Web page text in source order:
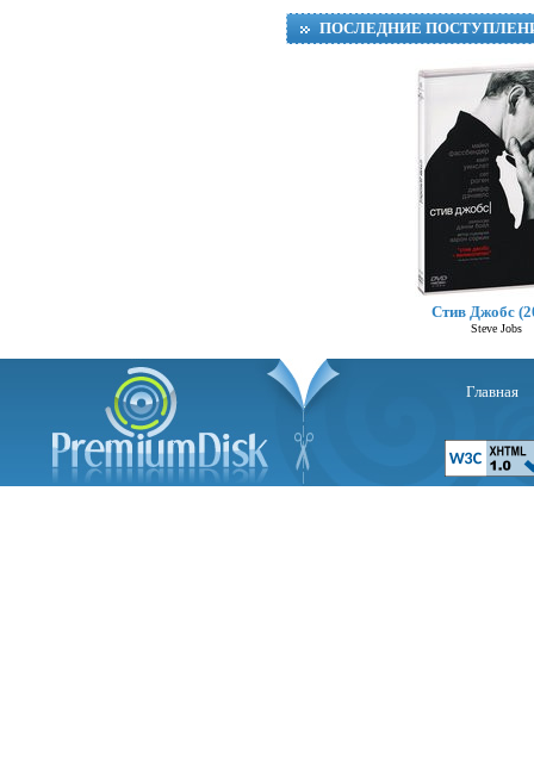
ПОСЛЕДНИЕ
Стив Джобс
Steve Jobs
Главная